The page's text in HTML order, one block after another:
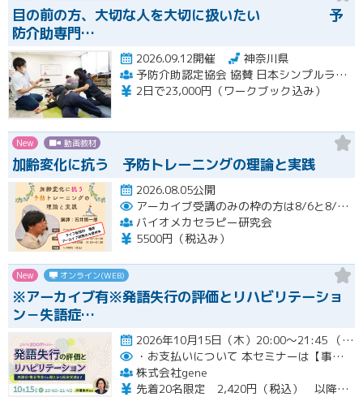
目の前の方、大切な人を大切に扱いたい 予
防介助専門…
2026.09.12開催
神奈川県
予防介助認定協会 協賛 日本シンプルラーニング協会 楽な動きの学習会
2日で23,000円（ワークブック込み）
New 動画教材
加齢変化に抗う 予防トレーニングの理論と実践
2026.08.05公開
アーカイブ受講のみの枠の方は8/6と8/20におこなわれる配信終了後に視聴URLをお送りします。
バイオメカセラピー研究会
5500円（税込み）
New オンライン(WEB)
※アーカイブ有※発語失行の評価とリハビリテーショ
ン－失語症…
2026年10月15日（木）20:00～21:45 （受付開始時間 19:45）開催
・お支払いについて 本セミナーは【事前支払い（クレジットカード・銀行振込）】です。
株式会社gene
先着20名限定 2,420円（税込） 以降3,000円（税込） ※お支払い方法：クレジットカード・銀行振込 【キャンセルについて】 決済後はいかなる理由でも返金はいたしませんのでご了承ください。 受講料をお支払いいただいた方には、後日アーカイブの視聴URLをお送りいたします。